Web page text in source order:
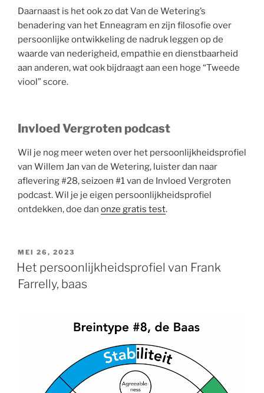
Daarnaast is het ook zo dat Van de Wetering’s
benadering van het Enneagram en zijn filosofie over
persoonlijke ontwikkeling de nadruk leggen op de
waarde van nederigheid, empathie en dienstbaarheid
aan anderen, wat ook bijdraagt aan een hoge “Tweede
viool” score.
Invloed Vergroten podcast
Wil je nog meer weten over het persoonlijkheidsprofiel
van Willem Jan van de Wetering, luister dan naar
aflevering #28, seizoen #1 van de Invloed Vergroten
podcast. Wil je je eigen persoonlijkheidsprofiel
ontdekken, doe dan onze gratis test.
GEPLAATST
OP
MEI 26, 2023
Het persoonlijkheidsprofiel van Frank
Farrelly, baas